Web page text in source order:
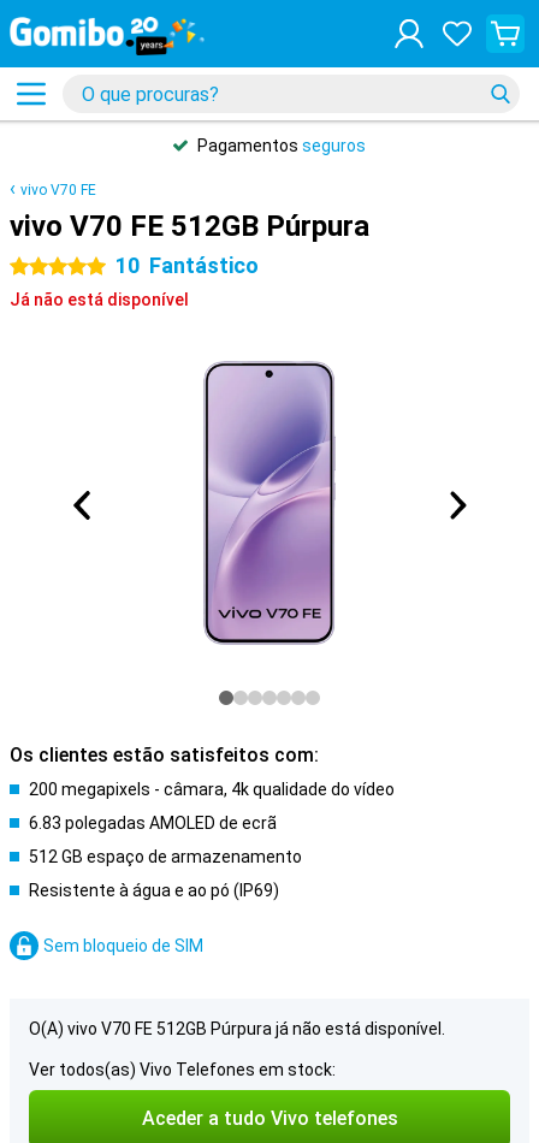
Pagamentos seguros
vivo V70 FE
vivo V70 FE 512GB Púrpura
5 estrelas 10 Fantástico
Já não está disponível
Os clientes estão satisfeitos com:
200 megapixels - câmara, 4k qualidade do vídeo
6.83 polegadas AMOLED de ecrã
512 GB espaço de armazenamento
Resistente à água e ao pó (IP69)
Sem bloqueio de SIM
O(A) vivo V70 FE 512GB Púrpura já não está disponível.
Ver todos(as) Vivo Telefones em stock:
Aceder a tudo Vivo telefones